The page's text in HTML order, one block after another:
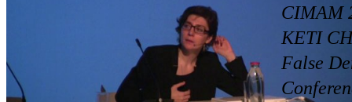
CIMAM
KETI
False